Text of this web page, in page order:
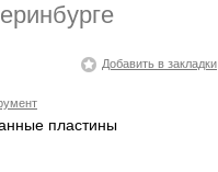
Добавить в закладки
пластины